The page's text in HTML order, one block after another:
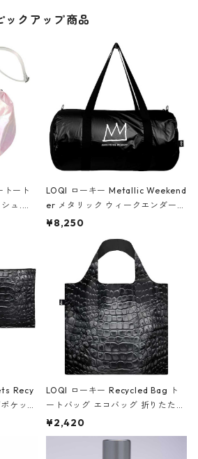
ックアップ商品
ート
ュ.ル
ロスピ
LOQI ローキー Metallic Weekend
er メタリック ウィークエンダー
ボストンバッグ ショルダーバッグ
Black ジャン=ミッシェル・バスキ
ア/クラウン ブラック
¥8,250
Recy
ケット
トラベ
LOQI ローキー Recycled Bag ト
ートバッグ エコバッグ 折りたたみ
大きめ 撥水加工 収納ポーチ CRO
CODILE/Black クロコダイル/ブラ
¥2,420